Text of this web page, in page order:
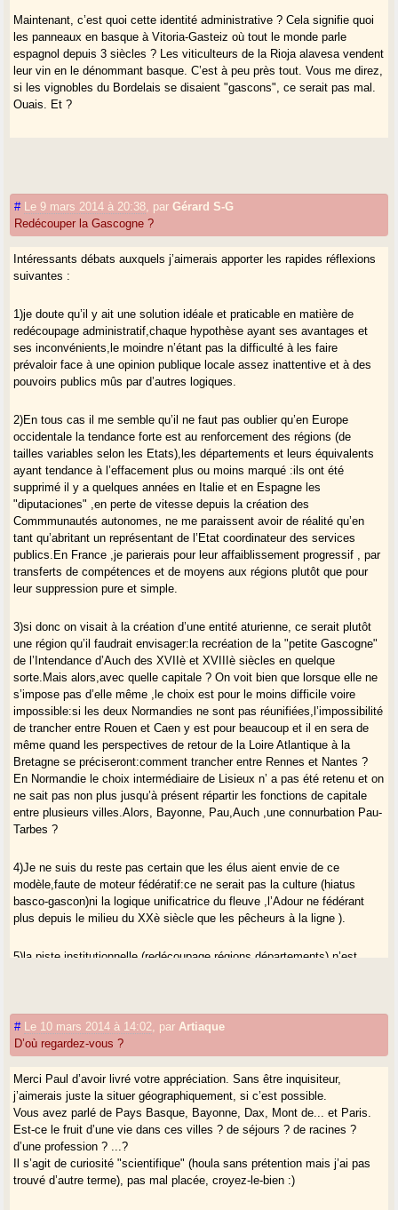
Maintenant, c’est quoi cette identité administrative ? Cela signifie quoi
les panneaux en basque à Vitoria-Gasteiz où tout le monde parle
espagnol depuis 3 siècles ? Les viticulteurs de la Rioja alavesa vendent
leur vin en le dénommant basque. C’est à peu près tout. Vous me direz,
si les vignobles du Bordelais se disaient "gascons", ce serait pas mal.
Ouais. Et ?
# Le 9 mars 2014 à 20:38 parGérard S-G
Redécouper la Gascogne ?
Intéressants débats auxquels j’aimerais apporter les rapides réflexions
suivantes :
1)je doute qu’il y ait une solution idéale et praticable en matière de
redécoupage administratif,chaque hypothèse ayant ses avantages et
ses inconvénients,le moindre n’étant pas la difficulté à les faire
prévaloir face à une opinion publique locale assez inattentive et à des
pouvoirs publics mûs par d’autres logiques.
2)En tous cas il me semble qu’il ne faut pas oublier qu’en Europe
occidentale la tendance forte est au renforcement des régions (de
tailles variables selon les Etats),les départements et leurs équivalents
ayant tendance à l’effacement plus ou moins marqué :ils ont été
supprimé il y a quelques années en Italie et en Espagne les
"diputaciones" ,en perte de vitesse depuis la création des
Commmunautés autonomes, ne me paraissent avoir de réalité qu’en
tant qu’abritant un représentant de l’Etat coordinateur des services
publics.En France ,je parierais pour leur affaiblissement progressif , par
transferts de compétences et de moyens aux régions plutôt que pour
leur suppression pure et simple.
3)si donc on visait à la création d’une entité aturienne, ce serait plutôt
une région qu’il faudrait envisager:la recréation de la "petite Gascogne"
de l’Intendance d’Auch des XVIIè et XVIIIè siècles en quelque
sorte.Mais alors,avec quelle capitale ? On voit bien que lorsque elle ne
s’impose pas d’elle même ,le choix est pour le moins difficile voire
impossible:si les deux Normandies ne sont pas réunifiées,l’impossibilité
de trancher entre Rouen et Caen y est pour beaucoup et il en sera de
même quand les perspectives de retour de la Loire Atlantique à la
Bretagne se préciseront:comment trancher entre Rennes et Nantes ?
En Normandie le choix intermédiaire de Lisieux n’ a pas été retenu et on
ne sait pas non plus jusqu’à présent répartir les fonctions de capitale
entre plusieurs villes.Alors, Bayonne, Pau,Auch ,une connurbation Pau-
Tarbes ?
4)Je ne suis du reste pas certain que les élus aient envie de ce
modèle,faute de moteur fédératif:ce ne serait pas la culture (hiatus
basco-gascon)ni la logique unificatrice du fleuve ,l’Adour ne fédérant
plus depuis le milieu du XXè siècle que les pêcheurs à la ligne ).
5)la piste institutionnelle (redécoupage,régions,départements) n’est
dans certaines matières,culturelle en particulier.Il faut donc aussi
essayer de construire des réalités hors du domaine administratif visant
à l’expression de la gasconité d’une manière ou d’une autre.
# Le 10 mars 2014 à 14:02 par Artiaque
D’où regardez-vous ?
Merci Paul d’avoir livré votre appréciation. Sans être inquisiteur,
j’aimerais juste la situer géographiquement, si c’est possible.
Vous avez parlé de Pays Basque, Bayonne, Dax, Mont de... et Paris.
Est-ce le fruit d’une vie dans ces villes ? de séjours ? de racines ?
d’une profession ? ...?
Il s’agit de curiosité "scientifique" (houla sans prétention mais j’ai pas
trouvé d’autre terme), pas mal placée, croyez-le-bien :)